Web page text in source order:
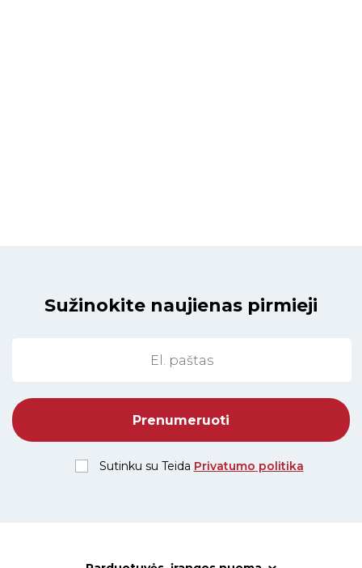
Sužinokite naujienas pirmieji
Sutinku su Teida Privatumo politika